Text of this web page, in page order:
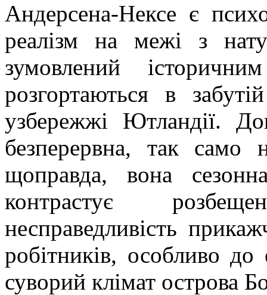
Андерсена-Нексе є
реалізм на межі з
зумовлений
розгортаються в
узбережжі Ютландії.
безперервна, так само
щоправда, вона
контрастує
несправедливість
робітників, особливо
суворий клімат острова